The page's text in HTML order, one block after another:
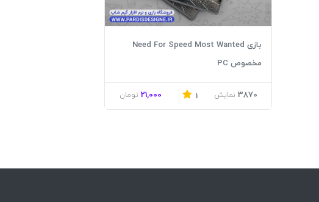
بازی Need For Speed Most Wanted
مخصوص PC
3870 نمایش 1
21,000 تومان